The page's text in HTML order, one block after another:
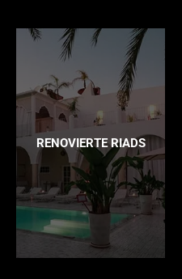
RENOVIERTE RIADS